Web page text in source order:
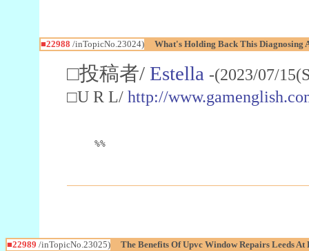
■22988 /inTopicNo.23024) What's Holding Back This Diagnosing
□投稿者/ Estella -(2023/07/
□U R L/ http://
%%
■22989 /inTopicNo.23025) The Benefits Of Upvc Window Repairs Leeds